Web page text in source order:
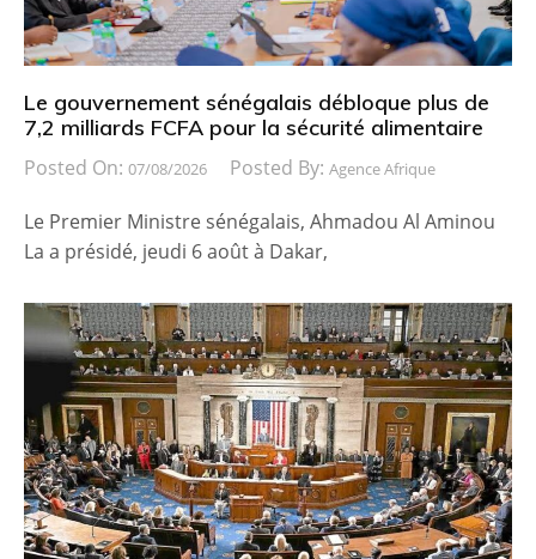
Le gouvernement sénégalais débloque plus de
7,2 milliards FCFA pour la sécurité alimentaire
Posted On: 07/08/2026 Posted By: Agence Afrique
Le Premier Ministre sénégalais, Ahmadou Al Aminou
La a présidé, jeudi 6 août à Dakar,